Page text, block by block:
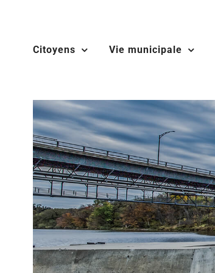
contentCitoyens Vie municipale